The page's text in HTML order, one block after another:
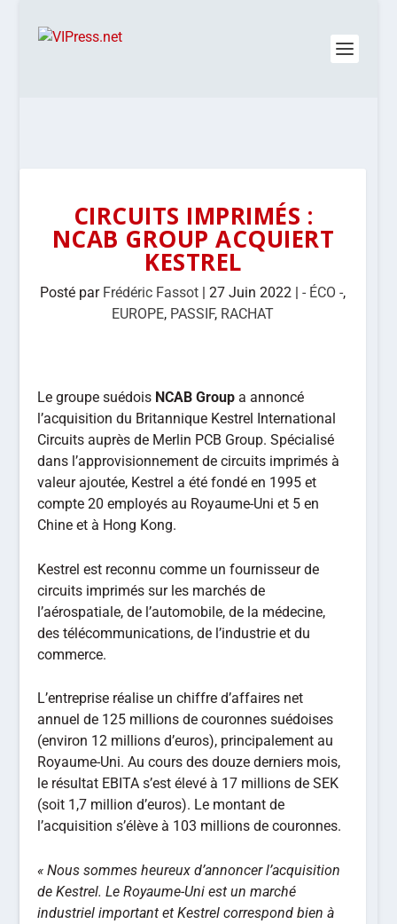
CIRCUITS IMPRIMÉS :
NCAB GROUP ACQUIERT
KESTREL
Posté par Frédéric Fassot |27 Juin 2022 |- ÉCO -,
EUROPE, PASSIF, RACHAT
Le groupe suédois NCAB Group a annoncé
l’acquisition du Britannique Kestrel International
Circuits auprès de Merlin PCB Group. Spécialisé
dans l’approvisionnement de circuits imprimés à
valeur ajoutée, Kestrel a été fondé en 1995 et
compte 20 employés au Royaume-Uni et 5 en
Chine et à Hong Kong.
Kestrel est reconnu comme un fournisseur de
circuits imprimés sur les marchés de
l’aérospatiale, de l’automobile, de la médecine,
des télécommunications, de l’industrie et du
commerce.
L’entreprise réalise un chiffre d’affaires net
annuel de 125 millions de couronnes suédoises
(environ 12 millions d’euros), principalement au
Royaume-Uni. Au cours des douze derniers mois,
le résultat EBITA s’est élevé à 17 millions de SEK
(soit 1,7 million d’euros). Le montant de
l’acquisition s’élève à 103 millions de couronnes.
« Nous sommes heureux d’annoncer l’acquisition
de Kestrel. Le Royaume-Uni est un marché
industriel important et Kestrel correspond bien à